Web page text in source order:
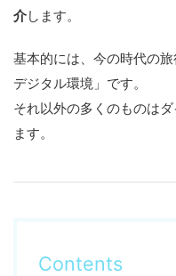
介します。
基本的には、今の時代の
デジタル環境」です。
それ以外の多くのものは
ます。
Contents